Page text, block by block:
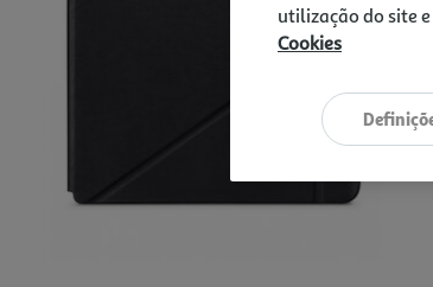
utilização do site
Cookies